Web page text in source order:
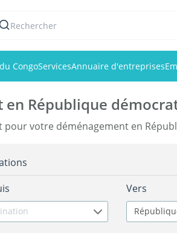
Rechercher
CongoServicesAnnuaire d'entreprises
en République
pour votre déménagement en
Vers